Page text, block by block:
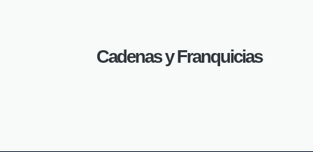
Cadenas y Franquicias